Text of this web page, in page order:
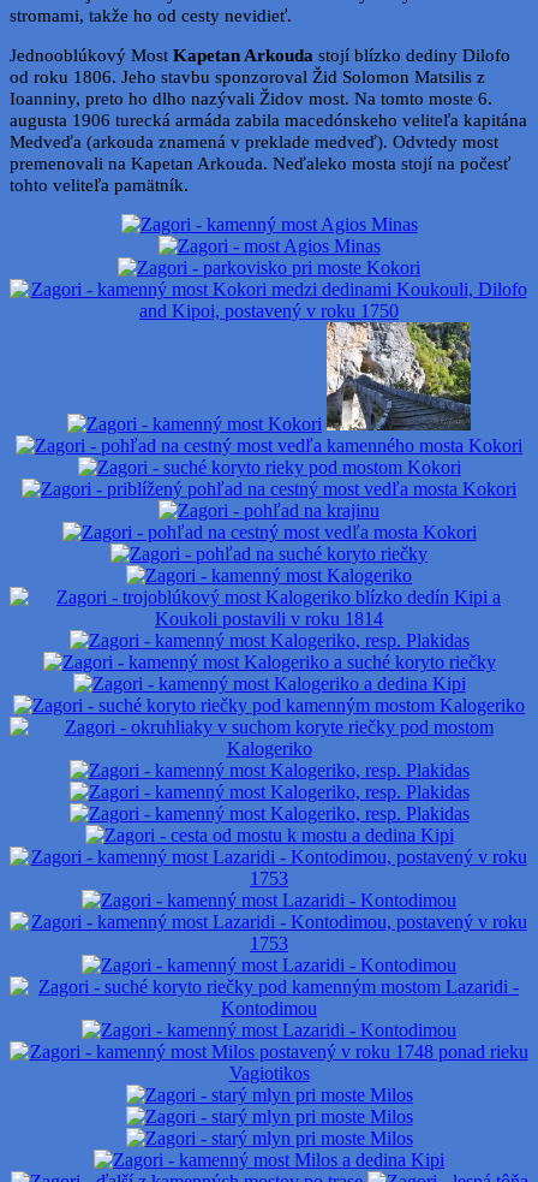
stromami, takže ho od cesty nevidieť.
Jednooblúkový Most Kapetan Arkouda stojí blízko dediny Dilofo
od roku 1806. Jeho stavbu sponzoroval Žid Solomon Matsilis z
Ioanniny, preto ho dlho nazývali Židov most. Na tomto moste 6.
augusta 1906 turecká armáda zabila macedónskeho veliteľa kapitána
Medveďa (arkouda znamená v preklade medveď). Odvtedy most
premenovali na Kapetan Arkouda. Neďaleko mosta stojí na počesť
tohto veliteľa pamätník.